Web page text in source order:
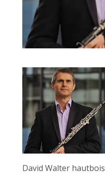
David Walter hautbois